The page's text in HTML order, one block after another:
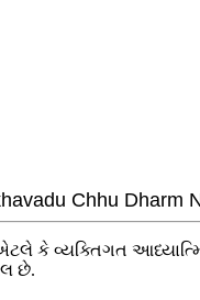
Chhu Dharm
એટલે કે વ્યક્તિગત
છે.